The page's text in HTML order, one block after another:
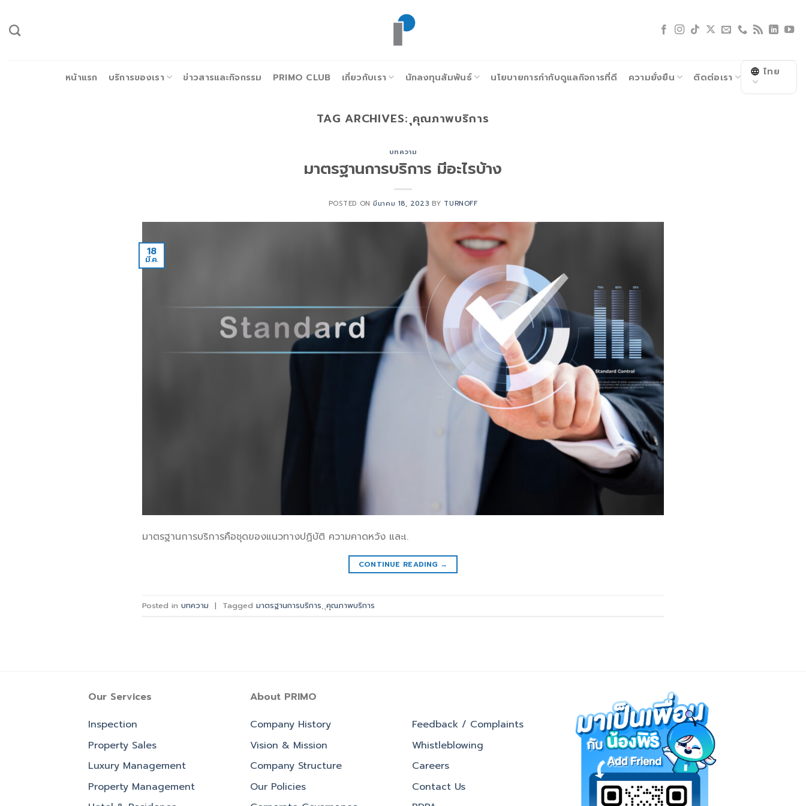
ยัง
หน้าแรก บริการของเรา ข่าวสารและกิจกรรม PRIMO CLUB เกี่ยวกับเรา นักลงทุนสัมพันธ์ นโยบายการกำกับดูแลกิจการที่ดี ความยั่งยืน ติดต่อเรา ไทย
TAG ARCHIVES:ุคุณภาพบริการ
บทความ
มาตรฐานการบริการ มีอะไรบ้าง
POSTED ONมีนาคม 18, 2023 BY TURNOFF
18
มี.ค.
มาตรฐานการบริการคือชุดของแนวทางปฏิบัติ ความคาดหวัง และเ.
CONTINUE READING →
Posted in บทความ | Tagged มาตรฐานการบริการ ุคุณภาพบริการ
Our Services
Inspection
Property Sales
Luxury Management
Property Management
About PRIMO
Company History
Vision & Mission
Company Structure
Our Policies
Feedback / Complaints
Whistleblowing
Careers
Contact Us